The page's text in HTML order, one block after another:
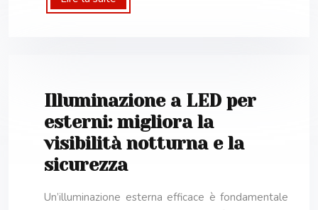
Illuminazione a LED per
esterni: migliora la
visibilità notturna e la
sicurezza
Un’illuminazione esterna efficace è fondamentale